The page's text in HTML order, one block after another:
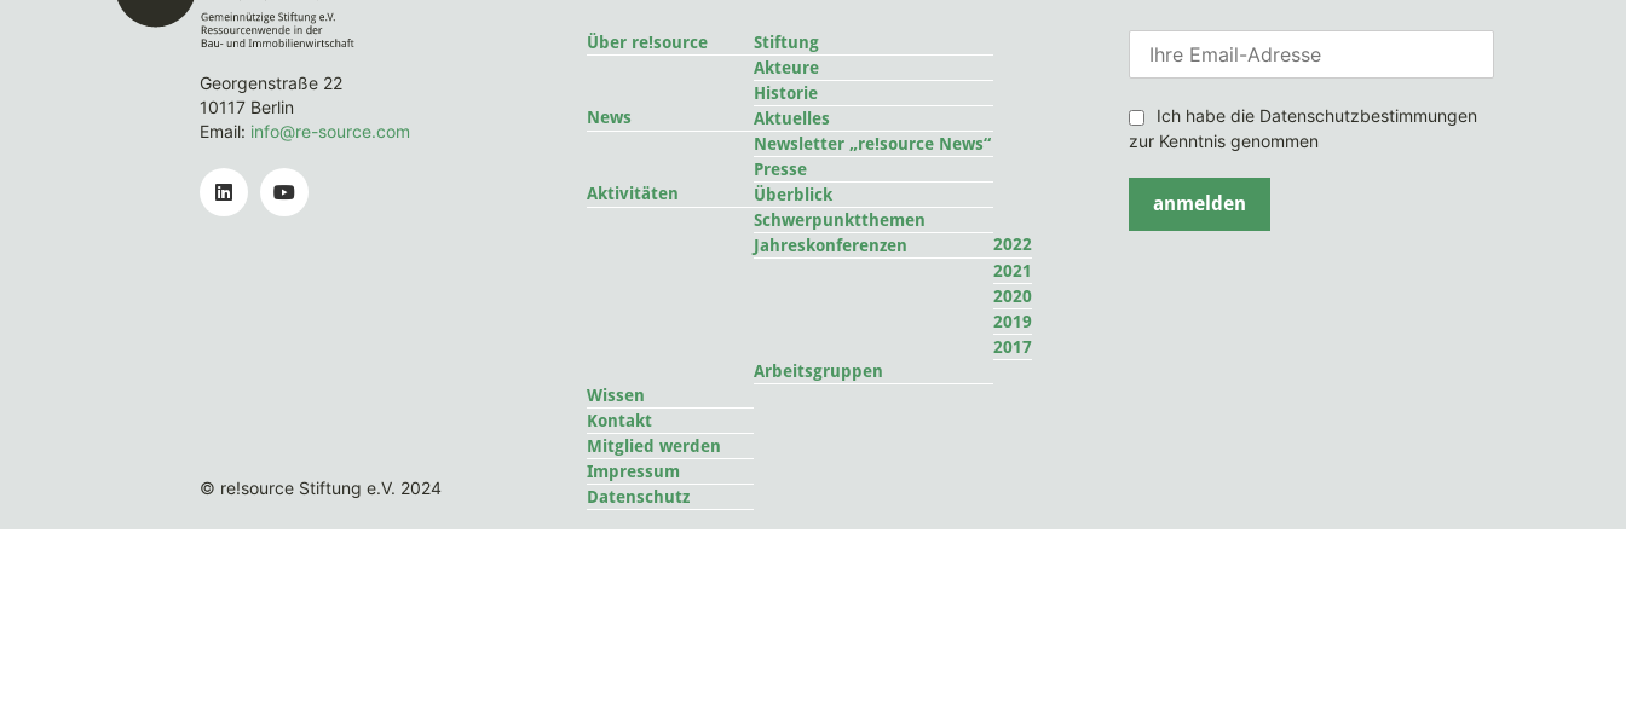
Georgenstraße 22
10117 Berlin
Email: info@re-source.com
Über re!source
Stiftung
Akteure
Historie
News
Aktuelles
Newsletter „re!source News“
Presse
Aktivitäten
Überblick
Schwerpunktthemen
Jahreskonferenzen
2022
2021
2020
2019
2017
Arbeitsgruppen
Wissen
Kontakt
Mitglied werden
Impressum
Datenschutz
Ich habe die Datenschutzbestimmungen
zur Kenntnis genommen
© re!source Stiftung e.V. 2024